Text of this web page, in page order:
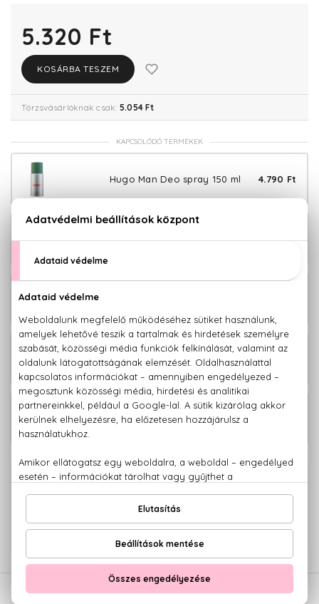
5.320 Ft
KOSÁRBA TESZEM
Törzsvásárlóknak csak: 5.054 Ft
KAPCSOLÓDÓ TERMÉKEK
Hugo Man Deo spray 150 ml 4.790 Ft
Hugo Man Eau De Toilette
Hugo Man Klasszikus Eau De Toilette
30.080 Ft -
Hugo Man Eau De Toilette Szett
200+100 ml
100% eredeti termékek,14 napos visszaküldési garanciával
Kérdésed van, elakadtál? Hívd ügyfélszolgálatunkat:
779 1926
LEÍRÁS